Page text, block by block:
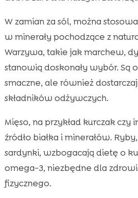
W zamian za sól, można
w minerały pochodzące z
Warzywa, takie jak marchew,
stanowią doskonały wybór. Są
smaczne, ale również
składników odżywczych.
Mięso, na przykład kurczak
źródło białka i minerałów.
sardynki, wzbogacają dietę o
omega-3, niezbędne dla
fizycznego.